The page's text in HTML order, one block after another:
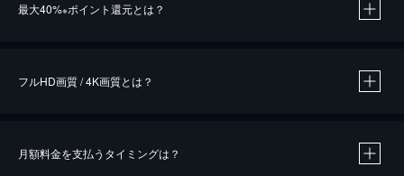
最大40%※ポイント還元とは？
※40％ポイント還元の対象は、クレジットカード決済による作品の購入 / レンタルです。
iOSアプリのUコイン決済による作品の購入 / レンタルは、20％のポイント還元です。
フルHD画質 / 4K画質とは？
月額料金を支払うタイミングは？